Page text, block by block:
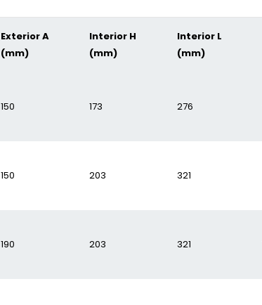
Exterior A
(mm)
Interior H
(mm)
Interior L
(mm)
150 173 276
150 203 321
190 203 321